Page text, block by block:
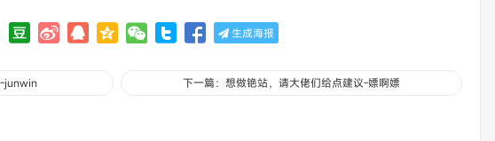
生成海报
-junwin 下一篇：想做铯站，请大佬们给点建议-嫖啊嫖